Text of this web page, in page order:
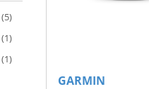
(5)
(1)
(1)
GARMIN